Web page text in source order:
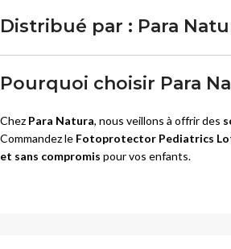
Distribué par : Para
Pourquoi choisir Para
Chez Para Natura, nous veillons à offrir des
Commandez le Fotoprotector Pediatrics
et sans compromis pour vos enfants.